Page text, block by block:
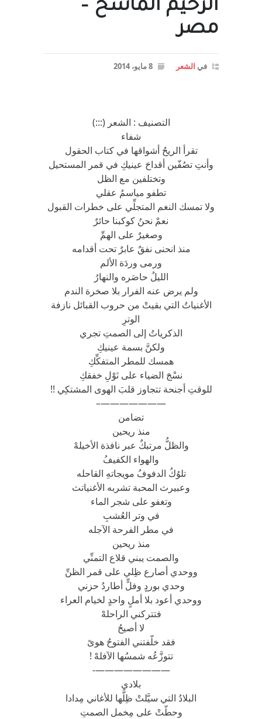
الرحيم الماسخ –
مصر
في الشعر 8 مايو، 2014
التصنيف : الشعر (:::)
شفاء
تقرأ الريحُ أشواقها في كتاب الحقول
وأنتِ تصُفّين أقداحَ عينيكِ في قمر المستحيل
وتختلفين مع الظل
تطفو مياسمُ عقلي
ولا تمسك النغم المتجلِّي على خطرات القبول
نعمْ نحنُ كوكبنا حائرٌ
وصغيرٌ على الهمِّ
منذ انحنى نفقٌ عابرٌ تحت أقدامه
ورمى وردَة الألم
الليلُ حاصَره والنهارُ
ولم يرض عنه الفرار بلا صخرة الندم
الأغنياتُ التي بقيتْ من حروب القبائل نازفة
الوترِ
الذكرياتُ إلى الصمتِ تجري
ولكنَّ بسمة عينيكِ
همسك للمطر المتفكِّكِ
نسْجَ الضياء على نَوْلِ خفقكِ
للوقتِ أجنحة تتجاوز قلبَ الهوى المشتكِي !!
———————–
تضامن
منذ ريحين
والظلُّ مرتبكٌ عبر نافذة الأخيلهْ
والهواء الكفيفُ
تلوُكُ الدفوفُ مويجاتهِ القاحله
وعبيرث المحبة تشربه الأغنياتث
وتغفو على شجر الماء
في وتر العُشبِ
في مطر الفرحة الآجله
منذ ريحين
والصمت يبني قلاع التمنِّي
ووحدي أصارع ظِلي على قمر الظنِّ
وحدي بوردٍ وفلٍّ أطاردُ حزني
ووحدي أعود بلا أملٍ واحدٍ لخيام العراء
فتتركني الراحلهْ
لا أصيحُ
فقد خلّفتني الفتوحُ هوىً
تتوزَّعُه شمسُها الآفلهْ !
————————-
بلادي
البلادُ التي سيَّلتْ ظِلَّها للأغاني مِدادا
وحطّتْ على مِخمل الصمتِ